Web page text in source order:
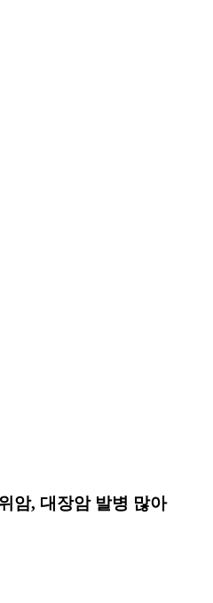
암, 대장암 발병 많아